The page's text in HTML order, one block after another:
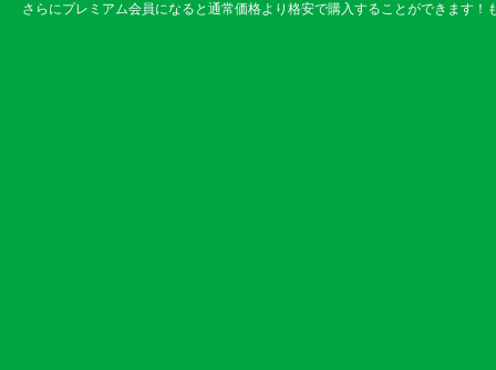
さらにプレミアム会員になると通常価格より格安で購入することができます